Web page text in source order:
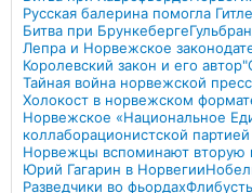
Русская балерина помогла
Битва при Брункеберге
Лепра и Норвежское
Королевский закон и его автор
Тайная война норвежской
Холокост в норвежском
Норвежское «Национальное
коллаборационистской партией
Норвежцы вспоминают вторую
Юрий Гагарин в Норвегии
Разведчики во фьордах